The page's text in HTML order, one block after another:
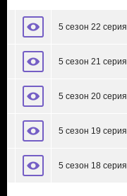
5 сезон 22 серия
5 сезон 21 серия
5 сезон 20 серия
5 сезон 19 серия
5 сезон 18 серия